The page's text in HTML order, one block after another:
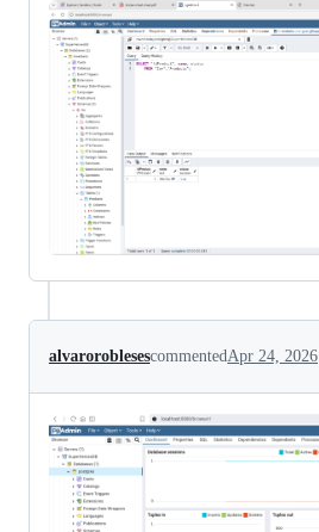
alvaroroblesescommentedApr 24, 2026